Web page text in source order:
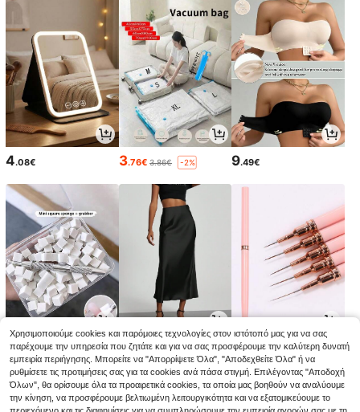
4.08€ 3.76€ 3.86€ -2% 9.49€
2.88€ 13.85€ 13.99€ -1% 3.54€3.58€ -1%
Χρησιμοποιούμε cookies και παρόμοιες τεχνολογίες στον ιστότοπό μας για να σας
παρέχουμε την υπηρεσία που ζητάτε και για να σας προσφέρουμε την καλύτερη δυνατή
εμπειρία περιήγησης. Μπορείτε να "Απορρίψετε Όλα", "Αποδεχθείτε Όλα" ή να
ρυθμίσετε τις προτιμήσεις σας για τα cookies ανά πάσα στιγμή. Επιλέγοντας "Αποδοχή
Όλων", θα ορίσουμε όλα τα προαιρετικά cookies, τα οποία μας βοηθούν να αναλύουμε
την κίνηση, να προσφέρουμε βελτιωμένη λειτουργικότητα και να εξατομικεύουμε το